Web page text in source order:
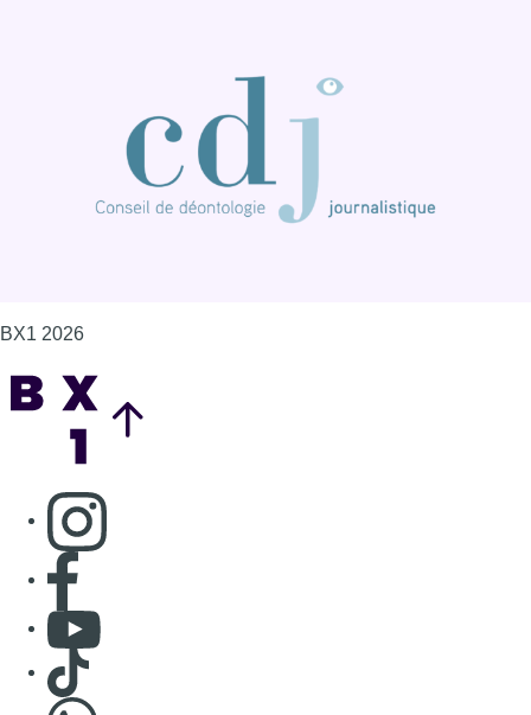
BX1 2026
Consulter page Instagram
Consulter page Facebook
Consulter Youtube
Consulter TikTok